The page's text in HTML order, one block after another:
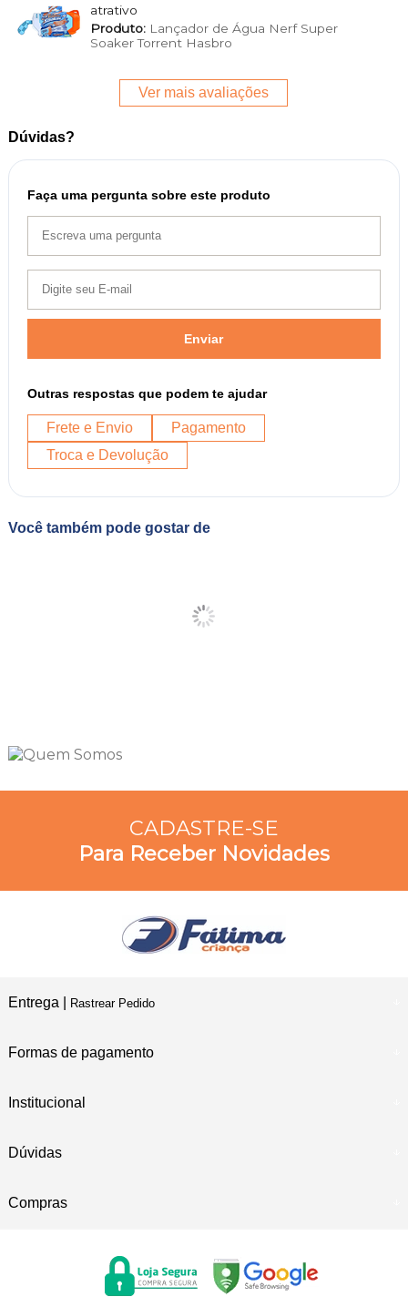
atrativo
Produto:Lançador de Água Nerf Super
Soaker Torrent Hasbro
Ver mais avaliações
Dúvidas?
Faça uma pergunta sobre este produto
Enviar
Outras respostas que podem te ajudar
Frete e Envio
Pagamento
Troca e Devolução
Você também pode gostar de
CADASTRE-SE
Para Receber Novidades
Entrega | Rastrear Pedido
Formas de pagamento
Institucional
Dúvidas
Compras